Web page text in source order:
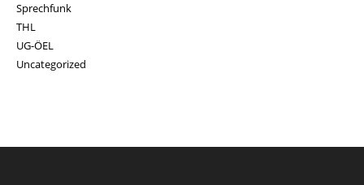
Sprechfunk
THL
UG-ÖEL
Uncategorized